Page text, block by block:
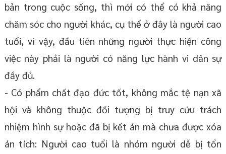
bản trong cuộc sống, thì mới có thể có khả năng
chăm sóc cho người khác, cụ thể ở đây là người cao
tuổi, vì vậy, đầu tiên những người thực hiện công
việc này phải là người có năng lực hành vi dân sự
đầy đủ.
- Có phẩm chất đạo đức tốt, không mắc tệ nạn xã
hội và không thuộc đối tượng bị truy cứu trách
nhiệm hình sự hoặc đã bị kết án mà chưa được xóa
án tích: Người cao tuổi là nhóm người dễ bị tổn